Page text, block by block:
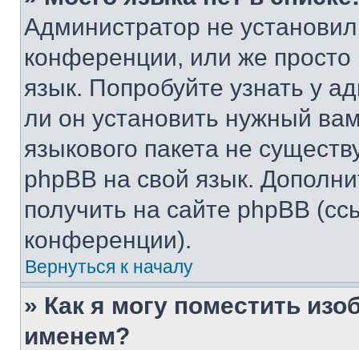
Администратор не
конференции, или же
язык. Попробуйте узнать у
ли он установить нужный
языкового пакета не
phpBB на свой язык.
получить на сайте phpBB
конференции).
Вернуться к началу
» Как я могу поместить
именем?